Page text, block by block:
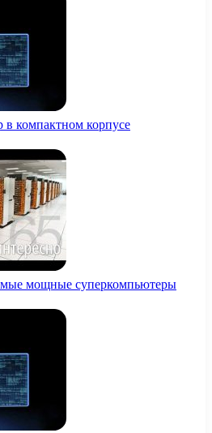
компактном корпусе
мощные суперкомпьютеры